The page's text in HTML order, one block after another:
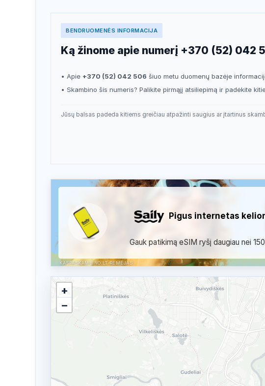
BENDRUOMENĖS INFORMACIJA
Ką žinome apie numerį +370 (52) 042
• Apie +370 (52) 042 506 šiuo metu duomenų bazėje
• Skambino šis numeris? Palikite pirmąjį atsiliepimą ir padėkite
Jūsų balsas padeda kitiems greičiau atpažinti saugius ar įtartinus
KASPASKAMBINO.LT RĖMĖJAS
Pigus internetas
Gauk patikimą eSIM ryšį daugiau nei
+
−